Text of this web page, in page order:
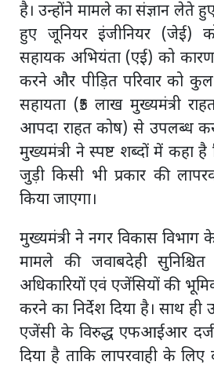
है। उन्होंने मामले का संज्ञान लेते हुए
हुए जूनियर इंजीनियर (जेई)
सहायक अभियंता (एई) को
करने और पीड़ित परिवार को
सहायता (₹5 लाख मुख्यमंत्री
आपदा राहत कोष) से उपलब्ध
मुख्यमंत्री ने स्पष्ट शब्दों में कहा है
जुड़ी किसी भी प्रकार की
किया जाएगा।
मुख्यमंत्री ने नगर विकास विभाग
मामले की जवाबदेही
अधिकारियों एवं एजेंसियों की
करने का निर्देश दिया है। साथ ही
एजेंसी के विरुद्ध एफआईआर
दिया है ताकि लापरवाही के लिए